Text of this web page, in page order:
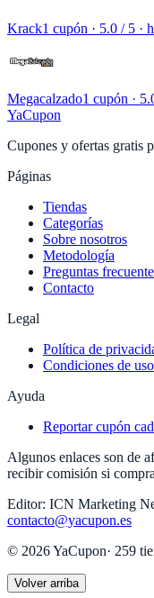
Krack1 cupón · 5.0 / 5 ·
Megacalzado1 cupón ·
YaCupon
Cupones y ofertas gratis
Páginas
Tiendas
Categorías
Sobre nosotros
Metodología
Preguntas
Contacto
Legal
Política de
Condiciones de uso
Ayuda
Reportar cupón
Algunos enlaces son de
recibir comisión si
Editor: ICN Marketing
contacto@yacupon.es
© 2026YaCupon· 259
Volver arriba